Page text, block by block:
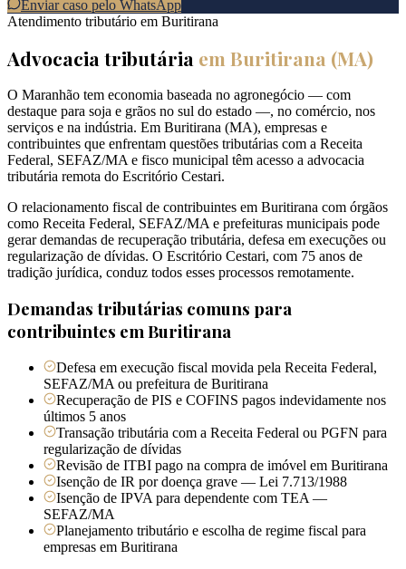
Enviar caso pelo WhatsApp
Atendimento tributário em Buritirana
Advocacia tributária em Buritirana (MA)
O Maranhão tem economia baseada no agronegócio — com
destaque para soja e grãos no sul do estado —, no comércio, nos
serviços e na indústria. Em Buritirana (MA), empresas e
contribuintes que enfrentam questões tributárias com a Receita
Federal, SEFAZ/MA e fisco municipal têm acesso a advocacia
tributária remota do Escritório Cestari.
O relacionamento fiscal de contribuintes em Buritirana com órgãos
como Receita Federal, SEFAZ/MA e prefeituras municipais pode
gerar demandas de recuperação tributária, defesa em execuções ou
regularização de dívidas. O Escritório Cestari, com 75 anos de
tradição jurídica, conduz todos esses processos remotamente.
Demandas tributárias comuns para
contribuintes emBuritirana
Defesa em execução fiscal movida pela Receita Federal,
SEFAZ/MA ou prefeitura de Buritirana
Recuperação de PIS e COFINS pagos indevidamente nos
últimos 5 anos
Transação tributária com a Receita Federal ou PGFN para
regularização de dívidas
Revisão de ITBI pago na compra de imóvel em Buritirana
Isenção de IR por doença grave — Lei 7.713/1988
Isenção de IPVA para dependente com TEA —
SEFAZ/MA
Planejamento tributário e escolha de regime fiscal para
empresas em Buritirana